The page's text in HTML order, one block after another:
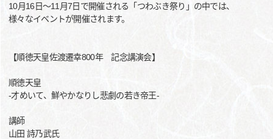
10月16日～11月7日で開催される「つわぶき祭り」の中では、
様々なイベントが開催されます。
【順徳天皇佐渡遷幸800年 記念講演会】
順徳天皇
-才めいて、鮮やかなりし悲劇の若き帝王-
講師
山田 詩乃武氏